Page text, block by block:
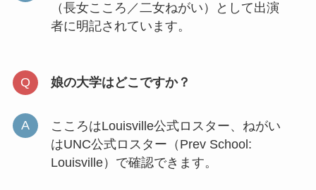
（長女こころ／二女ねがい）として出演
者に明記されています。
娘の大学はどこですか？
こころはLouisville公式ロスター、ねがい
はUNC公式ロスター（Prev School:
Louisville）で確認できます。